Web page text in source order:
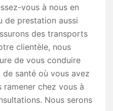
vous à nous en
de prestation aussi
des transports
clientèle, nous
de vous conduire
de santé où vous avez
chez vous à
Nous serons